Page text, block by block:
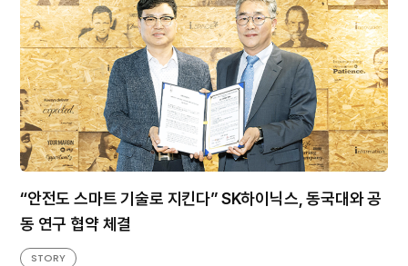
“안전도 스마트 기술로 지킨다” SK하이닉스, 동국대와 공
동 연구 협약 체결
STORY